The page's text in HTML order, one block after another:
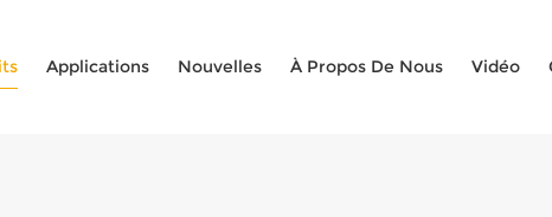
Applications Nouvelles À Propos De Nous Vidéo